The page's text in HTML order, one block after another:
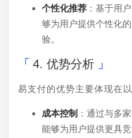
个性化推荐 ：基于用
够为用户提供个性化
验。
4. 优势分析
易支付的优势主要体现在
成本控制 ：通过与多
能够为用户提供更具